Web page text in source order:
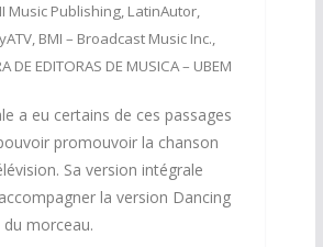
Music Publishing, LatinAutor,
BMI – Broadcast Music Inc.,
DE EDITORAS DE MUSICA – UBEM
a eu certains de ces passages
promouvoir la chanson
Sa version intégrale
la version Dancing
du morceau.